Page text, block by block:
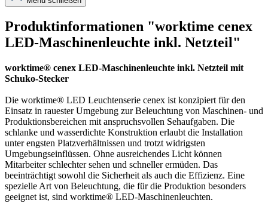
Produktinformationen "worktime cenex
LED-Maschinenleuchte inkl. Netzteil"
worktime® cenex LED-Maschinenleuchte inkl. Netzteil mit
Schuko-Stecker
Die worktime® LED Leuchtenserie cenex ist konzipiert für den
Einsatz in rauester Umgebung zur Beleuchtung von Maschinen- und
Produktionsbereichen mit anspruchsvollen Sehaufgaben. Die
schlanke und wasserdichte Konstruktion erlaubt die Installation
unter engsten Platzverhältnissen und trotzt widrigsten
Umgebungseinflüssen. Ohne ausreichendes Licht können
Mitarbeiter schlechter sehen und schneller ermüden. Das
beeinträchtigt sowohl die Sicherheit als auch die Effizienz. Eine
spezielle Art von Beleuchtung, die für die Produktion besonders
geeignet ist, sind worktime® LED-Maschinenleuchten.